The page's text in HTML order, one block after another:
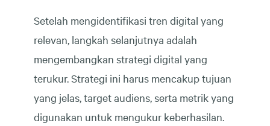
Setelah mengidentifikasi tren digital yang
relevan, langkah selanjutnya adalah
mengembangkan strategi digital yang
terukur. Strategi ini harus mencakup tujuan
yang jelas, target audiens, serta metrik yang
digunakan untuk mengukur keberhasilan.